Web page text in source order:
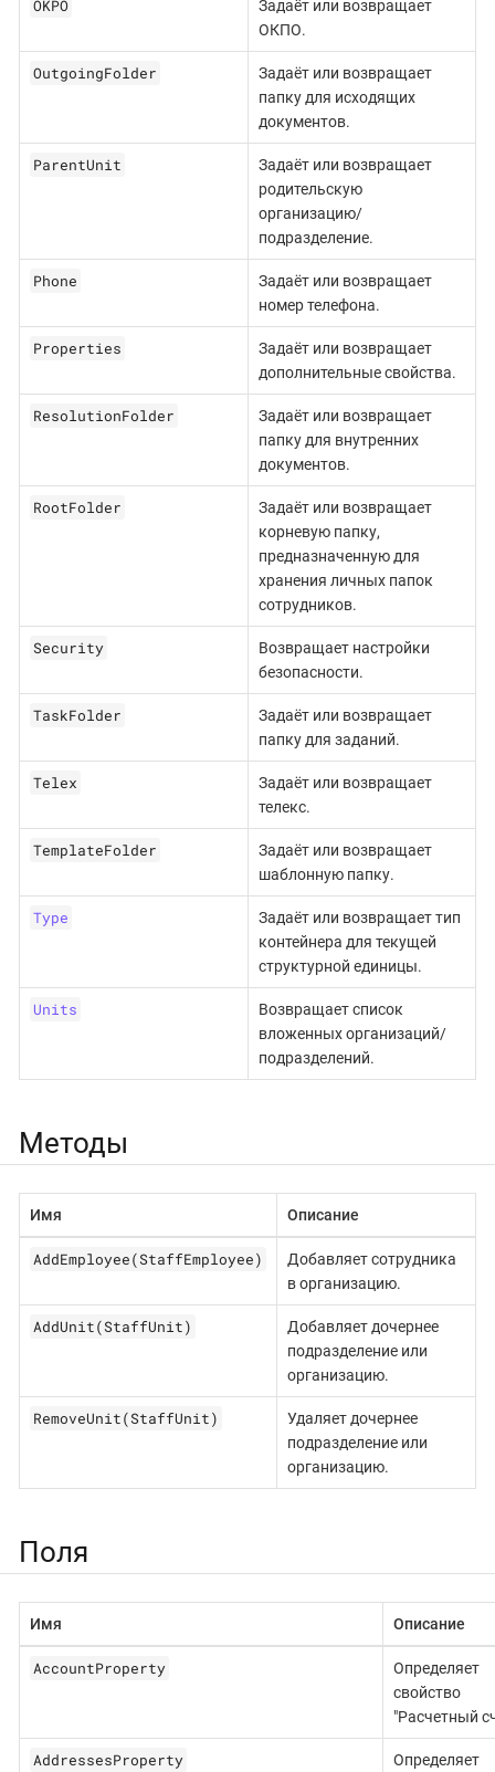
OKPO
Задаёт или возвращает
ОКПО.
OutgoingFolder
Задаёт или возвращает
папку для исходящих
документов.
ParentUnit
Задаёт или возвращает
родительскую
организацию/
подразделение.
Phone
Задаёт или возвращает
номер телефона.
Properties
Задаёт или возвращает
дополнительные свойства.
ResolutionFolder
Задаёт или возвращает
папку для внутренних
документов.
RootFolder
Задаёт или возвращает
корневую папку,
предназначенную для
хранения личных папок
сотрудников.
Security
Возвращает настройки
безопасности.
TaskFolder
Задаёт или возвращает
папку для заданий.
Telex
Задаёт или возвращает
телекс.
TemplateFolder
Задаёт или возвращает
шаблонную папку.
Type
Задаёт или возвращает тип
контейнера для текущей
структурной единицы.
Units
Возвращает список
вложенных организаций/
подразделений.
Методы
Имя Описание
AddEmployee(StaffEmployee)
Добавляет сотрудника
в организацию.
AddUnit(StaffUnit)
Добавляет дочернее
подразделение или
организацию.
RemoveUnit(StaffUnit)
Удаляет дочернее
подразделение или
организацию.
Поля
Имя Описание
AccountProperty
Определяет
свойство
"Расчетный
AddressesProperty
Определяет